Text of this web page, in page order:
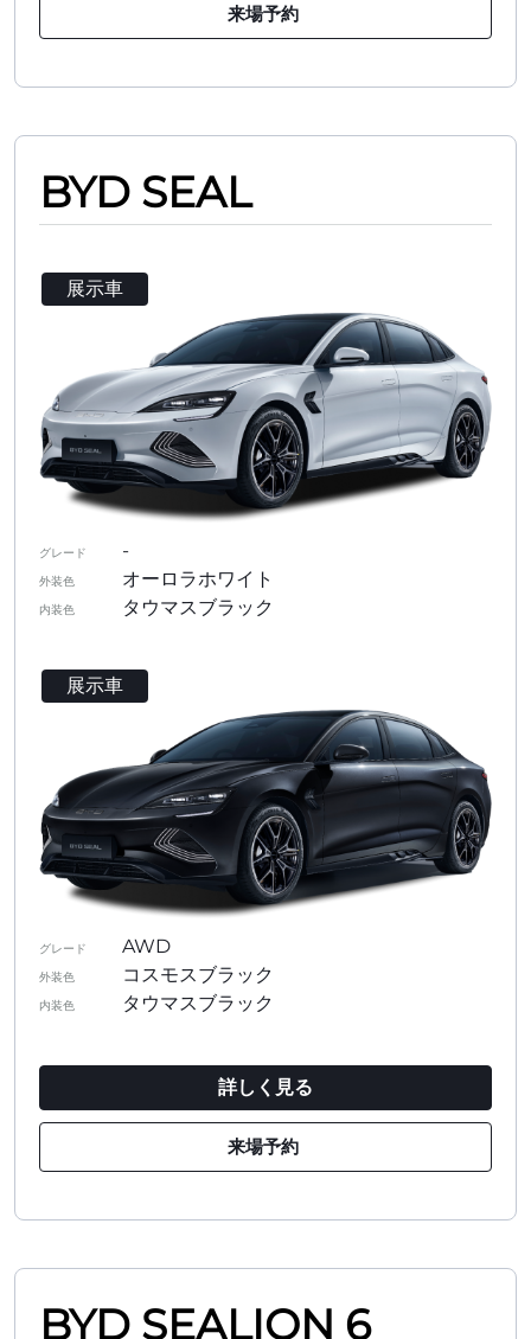
来場予約
BYD SEAL
展示車
グレード -
外装色 オーロラホワイト
内装色 タウマスブラック
展示車
グレード AWD
外装色 コスモスブラック
内装色 タウマスブラック
詳しく見る
来場予約
BYD SEALION 6